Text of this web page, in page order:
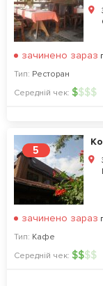
зачинено зараз
Тип: Ресторан
Середній чек: $$$$
5
зачинено зараз
Тип: Кафе
Середній чек: $$$$